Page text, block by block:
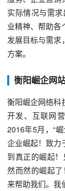
实际情况与需
业精神、帮助各
发展目标与需求
方案。
衡阳崛企网
衡阳崛企网络科
开发、互联网
2016年5月，“
企业崛起！致力
到真正的崛起
然而然的崛起
来帮助我们。我